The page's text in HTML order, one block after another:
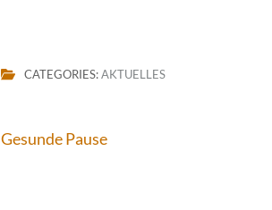
CATEGORIES:AKTUELLES
Beitragsnavigation
Gesunde Pause